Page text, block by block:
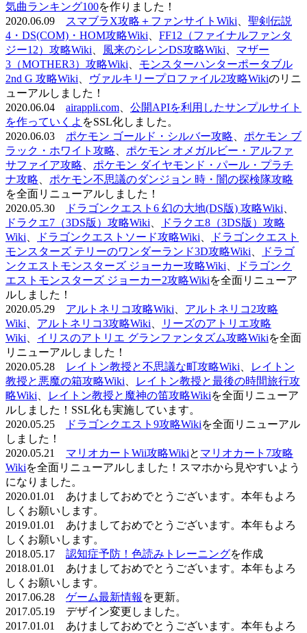
気曲ランキング100を作りました！
2020.06.09
スマブラX攻略＋ファンサイトWiki
聖剣伝説
4・DS(COM)・HOM攻略Wiki
FF12（ファイナルファンタ
ジー12）攻略Wiki
風来のシレンDS攻略Wiki
マザー
3（MOTHER3）攻略Wiki
モンスターハンターポータブル
2nd G 攻略Wiki
ヴァルキリープロファイル2攻略Wikiのリニ
ューアルしました！
2020.06.04 airappli.com
公開APIを利用したサンプルサイト
を作っていくよ をSSL化しました。
2020.06.03 ポケモン ゴールド・シルバー攻略
ポケモン ブ
ラック・ホワイト攻略
ポケモン オメガルビー・アルファ
サファイア攻略
ポケモン ダイヤモンド・パール・プラチ
ナ攻略
ポケモン不思議のダンジョン 時・闇の探検隊攻略
を全面リニューアルしました！
2020.05.30
ドラゴンクエスト6 幻の大地(DS版) 攻略Wiki
ドラクエ7（3DS版）攻略Wiki
ドラクエ8（3DS版）攻略
Wiki
ドラゴンクエストソード攻略Wiki
ドラゴンクエスト
モンスターズ テリーのワンダーランド3D攻略Wiki
ドラゴ
ンクエストモンスターズ ジョーカー攻略Wiki
ドラゴンク
エストモンスターズ ジョーカー2攻略Wikiを全面リニューア
ルしました！
2020.05.29 アルトネリコ攻略Wiki
アルトネリコ2攻略
Wiki
アルトネリコ3攻略Wiki
リーズのアトリエ攻略
Wiki
イリスのアトリエ グランファンタズム攻略Wikiを全面
リニューアルしました！
2020.05.28
レイトン教授と不思議な町攻略Wiki
レイトン
教授と悪魔の箱攻略Wiki
レイトン教授と最後の時間旅行攻
略Wiki
レイトン教授と魔神の笛攻略Wikiを全面リニューア
ルしました！SSL化も実施しています。
2020.05.25
ドラゴンクエスト9攻略Wikiを全面リニューアル
しました！
2020.05.21 マリオカートWii攻略Wikiと マリオカート7攻略
Wikiを全面リニューアルしました！スマホから見やすいよう
になりました。
2020.01.01 あけましておめでとうございます。本年もよろ
しくお願いします。
2019.01.01 あけましておめでとうございます。本年もよろ
しくお願いします。
2018.05.17 認知症予防！色読みトレーニングを作成
2018.01.01 あけましておめでとうございます。本年もよろ
しくお願いします。
2017.06.28 ゲーム最新情報 を更新。
2017.05.19 デザイン変更しました。
2017.01.01 あけましておめでとうございます。本年もよろ